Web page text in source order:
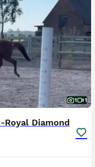
1 1
Diamond